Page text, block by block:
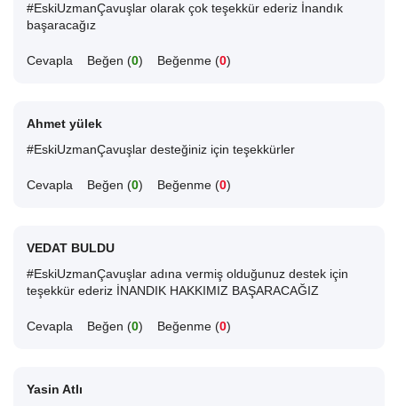
#EskiUzmanÇavuşlar olarak çok teşekkür ederiz İnandık
başaracağız
Cevapla Beğen (0) Beğenme (0)
Ahmet yülek
#EskiUzmanÇavuşlar desteğiniz için teşekkürler
Cevapla Beğen (0) Beğenme (0)
VEDAT BULDU
#EskiUzmanÇavuşlar adına vermiş olduğunuz destek için
teşekkür ederiz İNANDIK HAKKIMIZ BAŞARACAĞIZ
Cevapla Beğen (0) Beğenme (0)
Yasin Atlı